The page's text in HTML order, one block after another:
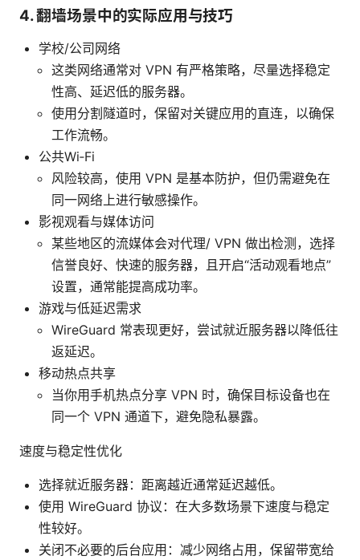
4. 翻墙场景中的实际应用与技巧
学校/公司网络
这类网络通常对 VPN 有严格策略，尽量选择稳定
性高、延迟低的服务器。
使用分割隧道时，保留对关键应用的直连，以确保
工作流畅。
公共Wi‑Fi
风险较高，使用 VPN 是基本防护，但仍需避免在
同一网络上进行敏感操作。
影视观看与媒体访问
某些地区的流媒体会对代理/ VPN 做出检测，选择
信誉良好、快速的服务器，且开启“活动观看地点”
设置，通常能提高成功率。
游戏与低延迟需求
WireGuard 常表现更好，尝试就近服务器以降低往
返延迟。
移动热点共享
当你用手机热点分享 VPN 时，确保目标设备也在
同一个 VPN 通道下，避免隐私暴露。
速度与稳定性优化
选择就近服务器：距离越近通常延迟越低。
使用 WireGuard 协议：在大多数场景下速度与稳定
性较好。
关闭不必要的后台应用：减少网络占用，保留带宽给